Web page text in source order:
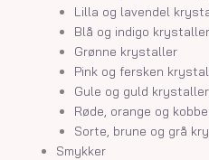
Lilla og lavendel
Blå og indigo krystaller
Grønne krystaller
Pink og fersken
Gule og guld krystaller
Røde, orange og
Sorte, brune og grå
Smykker